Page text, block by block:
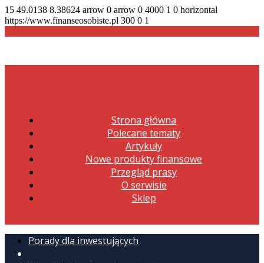
15 49.0138 8.38624 arrow 0 arrow 0 4000 1 0 horizontal
https://www.finanseosobiste.pl 300 0 1
Strona główna
Polecane tematy
Artykuły
Nowe produkty finansowe
Przegląd prasy
O serwisie
Sklep
Porady dla inwestujących